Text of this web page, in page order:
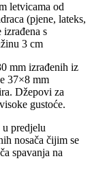
letvicama od
(pjene, lateks,
s
3 cm
mm izrađenih iz
37×8 mm
Džepovi za
gustoće.
u predjelu
nosača čijim se
spavanja na